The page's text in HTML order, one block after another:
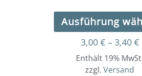
Ausführung
3,00 € – 3,40 €
Enthält 19%
zzgl. Versand